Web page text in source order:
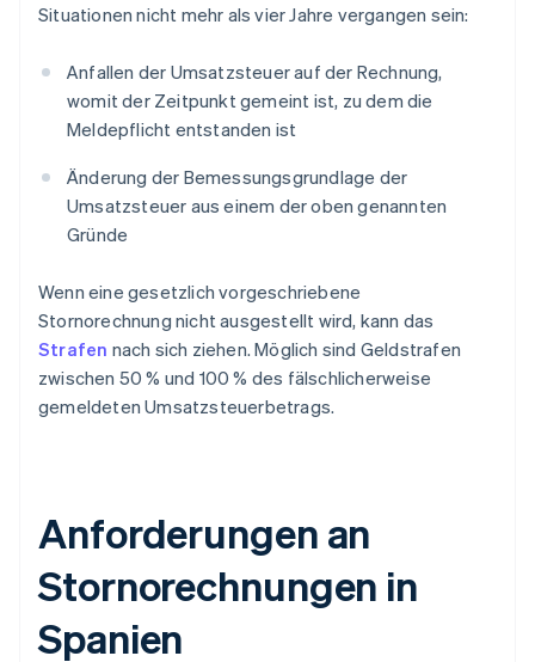
Situationen nicht mehr als vier Jahre vergangen sein:
Anfallen der Umsatzsteuer auf der Rechnung,
womit der Zeitpunkt gemeint ist, zu dem die
Meldepflicht entstanden ist
Änderung der Bemessungsgrundlage der
Umsatzsteuer aus einem der oben genannten
Gründe
Wenn eine gesetzlich vorgeschriebene
Stornorechnung nicht ausgestellt wird, kann das
Strafen nach sich ziehen. Möglich sind Geldstrafen
zwischen 50 % und 100 % des fälschlicherweise
gemeldeten Umsatzsteuerbetrags.
Anforderungen an
Stornorechnungen in
Spanien